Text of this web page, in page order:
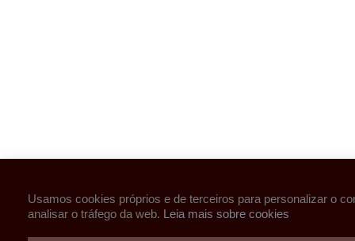
Usamos cookies próprios e de terceiros para personalizar o
analisar o tráfego da web. Leia mais sobre cookies